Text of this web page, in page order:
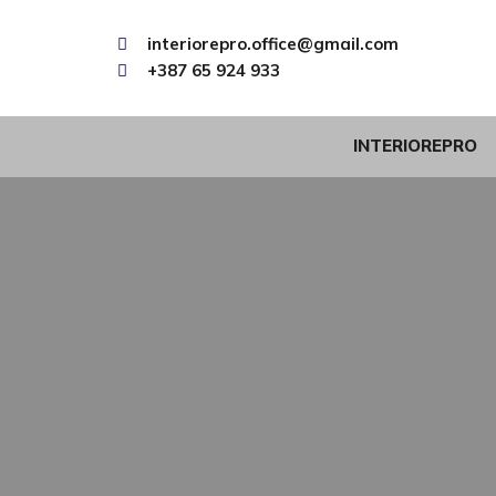
interiorepro.office@gmail.com
+387 65 924 933
INTERIOREPRO